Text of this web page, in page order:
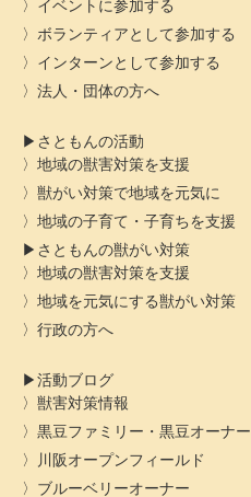
イベントに参加する
ボランティアとして参加する
インターンとして参加する
法人・団体の方へ
さともんの活動
地域の獣害対策を支援
獣がい対策で地域を元気に
地域の子育て・子育ちを支援
さともんの獣がい対策
地域の獣害対策を支援
地域を元気にする獣がい対策
行政の方へ
活動ブログ
獣害対策情報
黒豆ファミリー・黒豆オーナー
川阪オープンフィールド
ブルーベリーオーナー